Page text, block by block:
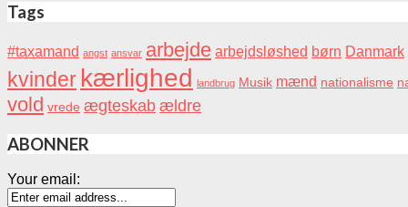
Tags
#taxamand angst ansvar arbejde arbejdsløshed børn Danmark
kvinder kærlighed landbrug Musik mænd nationalisme
vold vrede ægteskabældre
ABONNER
Your email: